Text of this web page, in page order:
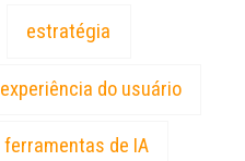
estratégia
experiência do usuário
ferramentas de IA